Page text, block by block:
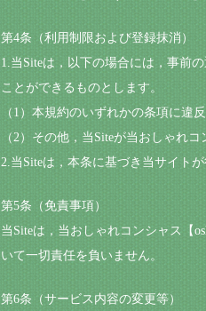
第4条（利用制限および登録抹消）
1.当Siteは，以下の場合には，事前
ことができるものとします。
（1）本規約のいずれかの条項に違
（2）その他，当Siteが当おしゃれ
2.当Siteは，本条に基づき当サイト
第5条（免責事項）
当Siteは，当おしゃれコンシャス【
いて一切責任を負いません。
第6条（サービス内容の変更等）